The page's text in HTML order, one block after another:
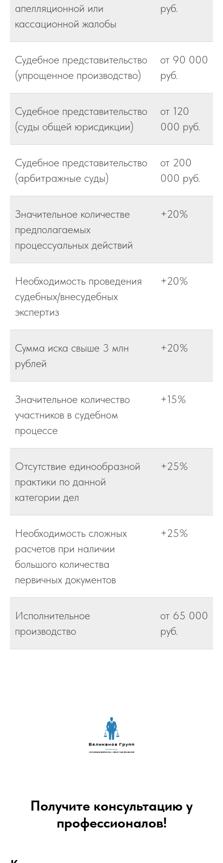
апелляционной или
кассационной жалобы
руб.
Судебное представительство
(упрощенное производство)
от 90 000
руб.
Судебное представительство
(суды общей юрисдикции)
от 120
000 руб.
Судебное представительство
(арбитражные суды)
от 200
000 руб.
Значительное количестве
предполагаемых
процессуальных действий
+20%
Необходимость проведения
судебных/внесудебных
экспертиз
+20%
Сумма иска свыше 3 млн
рублей
+20%
Значительное количество
участников в судебном
процессе
+15%
Отсутствие единообразной
практики по данной
категории дел
+25%
Необходимость сложных
расчетов при наличии
большого количества
первичных документов
+25%
Исполнительное
производство
от 65 000
руб.
Получите консультацию у
профессионалов!